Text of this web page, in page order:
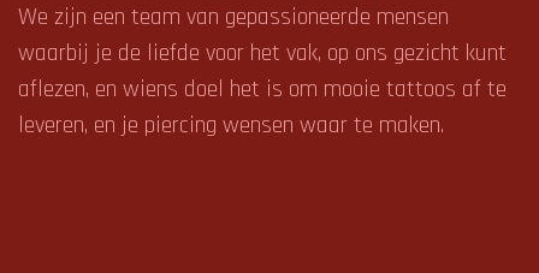
We zijn een team van gepassioneerde mensen
waarbij je de liefde voor het vak, op ons gezicht kunt
aflezen, en wiens doel het is om mooie tattoos af te
leveren, en je piercing wensen waar te maken.